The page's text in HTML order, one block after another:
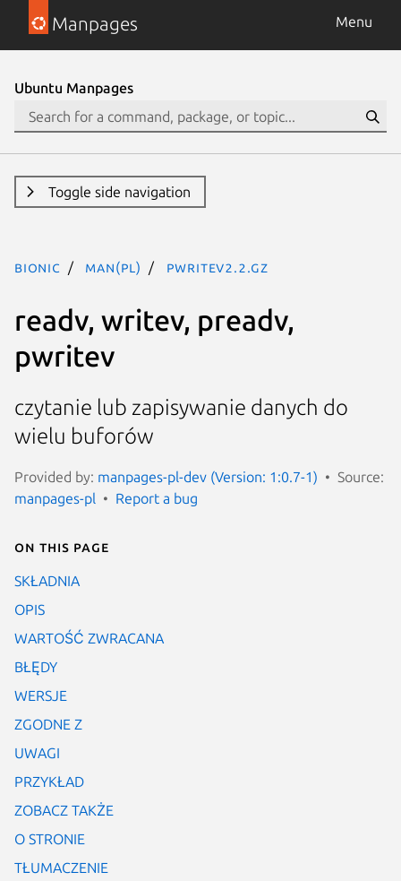
Manpages Menu
Ubuntu Manpages
Toggle side navigation
bionic man(pl) pwritev2.2.gz
readv, writev, preadv,
pwritev
czytanie lub zapisywanie danych do
wielu buforów
Provided by: manpages-pl-dev (Version: 1:0.7-1)
Source:
manpages-pl
Report a bug
On this page
SKŁADNIA
OPIS
WARTOŚĆ ZWRACANA
BŁĘDY
WERSJE
ZGODNE Z
UWAGI
PRZYKŁAD
ZOBACZ TAKŻE
O STRONIE
TŁUMACZENIE